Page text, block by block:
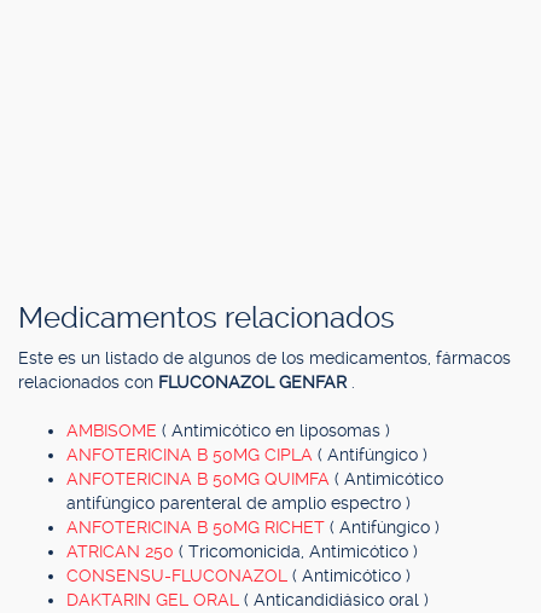
Medicamentos relacionados
Este es un listado de algunos de los medicamentos, fármacos
relacionados con FLUCONAZOL GENFAR
AMBISOME ( Antimicótico en liposomas )
ANFOTERICINA B 50MG CIPLA ( Antifúngico )
ANFOTERICINA B 50MG QUIMFA ( Antimicótico
antifúngico parenteral de amplio espectro )
ANFOTERICINA B 50MG RICHET ( Antifúngico )
ATRICAN 250 ( Tricomonicida, Antimicótico )
CONSENSU-FLUCONAZOL ( Antimicótico )
DAKTARIN GEL ORAL ( Anticandidiásico oral )